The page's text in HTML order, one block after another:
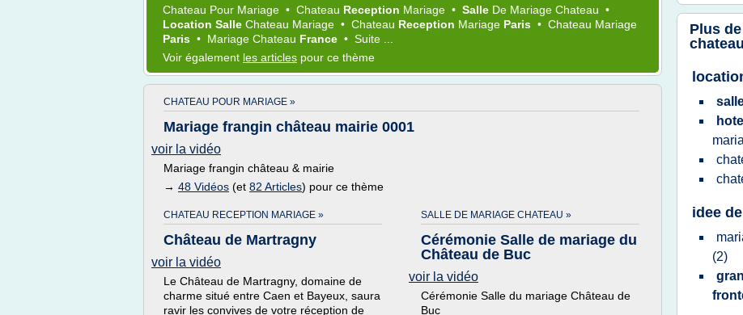
Chateau Pour Mariage • Chateau Reception Mariage • Salle De Mariage Chateau •
Location Salle Chateau Mariage • Chateau Reception Mariage Paris • Chateau Mariage
Paris • Mariage Chateau France • Suite ...
Voir également les articles pour ce thème
CHATEAU POUR MARIAGE »
Mariage frangin château mairie 0001
voir la vidéo
Mariage frangin château & mairie
→ 48 Vidéos (et 82 Articles) pour ce thème
CHATEAU RECEPTION MARIAGE »
Château de Martragny
voir la vidéo
Le Château de Martragny, domaine de
charme situé entre Caen et Bayeux, saura
ravir les convives de votre réception de
SALLE DE MARIAGE CHATEAU »
Cérémonie Salle de mariage du
Château de Buc
voir la vidéo
Cérémonie Salle du mariage Château de
Buc
Plus
chateau
hotel
idee
(2)